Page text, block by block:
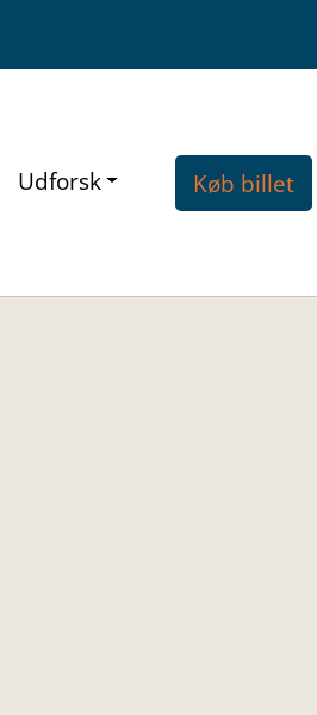
Udforsk Køb billet